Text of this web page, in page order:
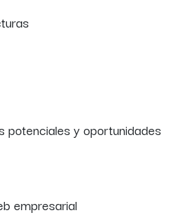
potenciales y oportunidades
empresarial